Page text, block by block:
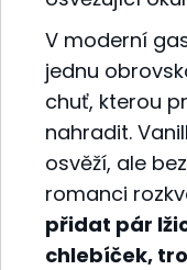
V moderní
jednu
chuť, kterou
nahradit.
osvěží, ale
romanci
přidat pár
chlebíček,